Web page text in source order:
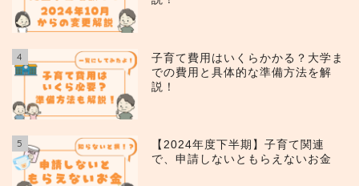
4
子育て費用はいくらかかる？大学ま
での費用と具体的な準備方法を解
説！
5
【2024年度下半期】子育て関連
で、申請しないともらえないお金